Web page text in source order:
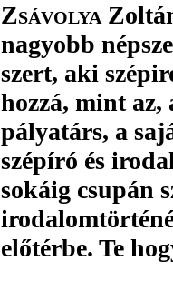
Zsávolya
nagyobb
szert, aki
hozzá, mint az,
pályatárs, a
szépíró és
sokáig csupán
előtérbe. Te